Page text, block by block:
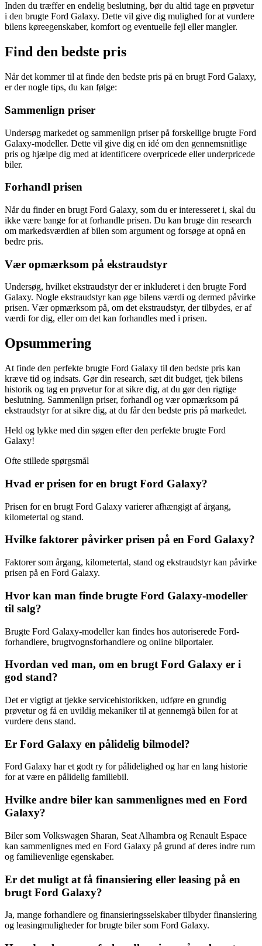
Inden du træffer en endelig beslutning, bør du altid tage en prøvetur
i den brugte Ford Galaxy. Dette vil give dig mulighed for at vurdere
bilens køreegenskaber, komfort og eventuelle fejl eller mangler.
Find den bedste pris
Når det kommer til at finde den bedste pris på en brugt Ford Galaxy,
er der nogle tips, du kan følge:
Sammenlign priser
Undersøg markedet og sammenlign priser på forskellige brugte Ford
Galaxy-modeller. Dette vil give dig en idé om den gennemsnitlige
pris og hjælpe dig med at identificere overpricede eller underpricede
biler.
Forhandl prisen
Når du finder en brugt Ford Galaxy, som du er interesseret i, skal du
ikke være bange for at forhandle prisen. Du kan bruge din research
om markedsværdien af bilen som argument og forsøge at opnå en
bedre pris.
Vær opmærksom på ekstraudstyr
Undersøg, hvilket ekstraudstyr der er inkluderet i den brugte Ford
Galaxy. Nogle ekstraudstyr kan øge bilens værdi og dermed påvirke
prisen. Vær opmærksom på, om det ekstraudstyr, der tilbydes, er af
værdi for dig, eller om det kan forhandles med i prisen.
Opsummering
At finde den perfekte brugte Ford Galaxy til den bedste pris kan
kræve tid og indsats. Gør din research, sæt dit budget, tjek bilens
historik og tag en prøvetur for at sikre dig, at du gør den rigtige
beslutning. Sammenlign priser, forhandl og vær opmærksom på
ekstraudstyr for at sikre dig, at du får den bedste pris på markedet.
Held og lykke med din søgen efter den perfekte brugte Ford
Galaxy!
Ofte stillede spørgsmål
Hvad er prisen for en brugt Ford Galaxy?
Prisen for en brugt Ford Galaxy varierer afhængigt af årgang,
kilometertal og stand.
Hvilke faktorer påvirker prisen på en Ford Galaxy?
Faktorer som årgang, kilometertal, stand og ekstraudstyr kan påvirke
prisen på en Ford Galaxy.
Hvor kan man finde brugte Ford Galaxy-modeller
til salg?
Brugte Ford Galaxy-modeller kan findes hos autoriserede Ford-
forhandlere, brugtvognsforhandlere og online bilportaler.
Hvordan ved man, om en brugt Ford Galaxy er i
god stand?
Det er vigtigt at tjekke servicehistorikken, udføre en grundig
prøvetur og få en uvildig mekaniker til at gennemgå bilen for at
vurdere dens stand.
Er Ford Galaxy en pålidelig bilmodel?
Ford Galaxy har et godt ry for pålidelighed og har en lang historie
for at være en pålidelig familiebil.
Hvilke andre biler kan sammenlignes med en Ford
Galaxy?
Biler som Volkswagen Sharan, Seat Alhambra og Renault Espace
kan sammenlignes med en Ford Galaxy på grund af deres indre rum
og familievenlige egenskaber.
Er det muligt at få finansiering eller leasing på en
brugt Ford Galaxy?
Ja, mange forhandlere og finansieringsselskaber tilbyder finansiering
og leasingmuligheder for brugte biler som Ford Galaxy.